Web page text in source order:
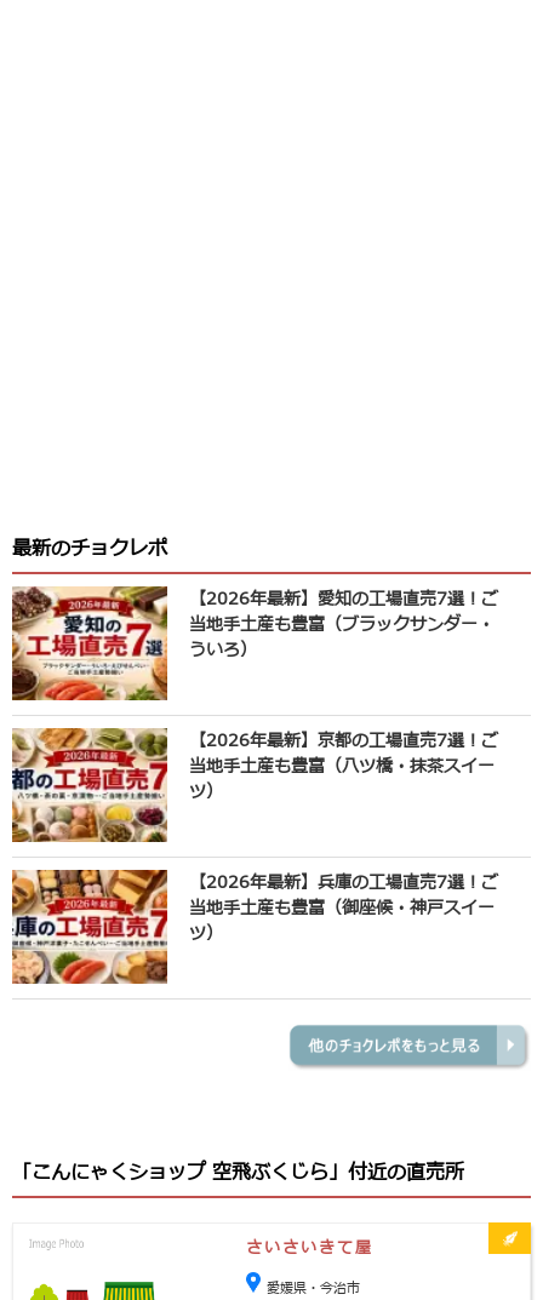
最新のチョクレポ
【2026年最新】愛知の工場直売7選！ご
当地手土産も豊富（ブラックサンダー・
ういろ）
【2026年最新】京都の工場直売7選！ご
当地手土産も豊富（八ツ橋・抹茶スイー
ツ）
【2026年最新】兵庫の工場直売7選！ご
当地手土産も豊富（御座候・神戸スイー
ツ）
「こんにゃくショップ 空飛ぶくじら」付近の直売所
さいさいきて屋
愛媛県・今治市